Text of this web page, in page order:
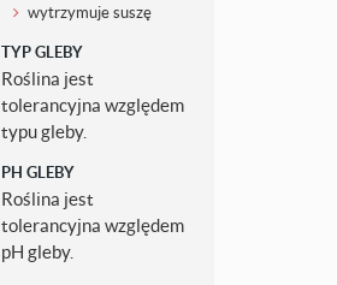
wytrzymuje suszę
TYP GLEBY
Roślina jest
tolerancyjna względem
typu gleby.
PH GLEBY
Roślina jest
tolerancyjna względem
pH gleby.